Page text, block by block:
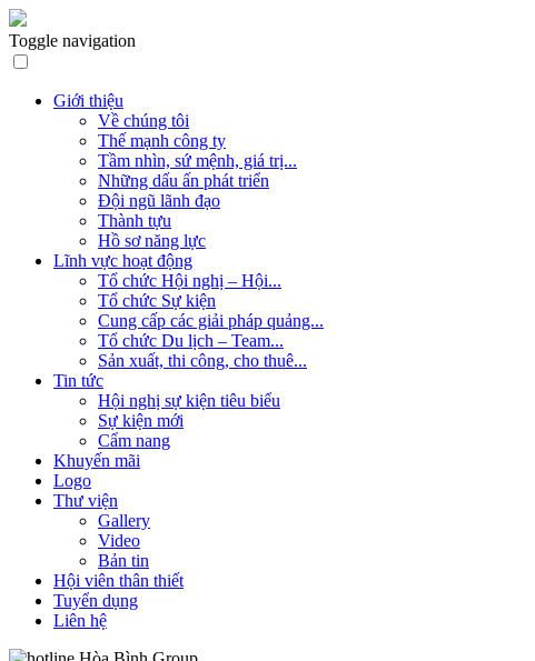
Toggle navigation
Giới thiệu
Về chúng tôi
Thế mạnh công ty
Tầm nhìn, sứ mệnh, giá trị...
Những dấu ấn phát triển
Đội ngũ lãnh đạo
Thành tựu
Hồ sơ năng lực
Lĩnh vực hoạt động
Tổ chức Hội nghị – Hội...
Tổ chức Sự kiện
Cung cấp các giải pháp quảng...
Tổ chức Du lịch – Team...
Sản xuất, thi công, cho thuê...
Tin tức
Hội nghị sự kiện tiêu biểu
Sự kiện mới
Cẩm nang
Khuyến mãi
Logo
Thư viện
Gallery
Video
Bản tin
Hội viên thân thiết
Tuyển dụng
Liên hệ